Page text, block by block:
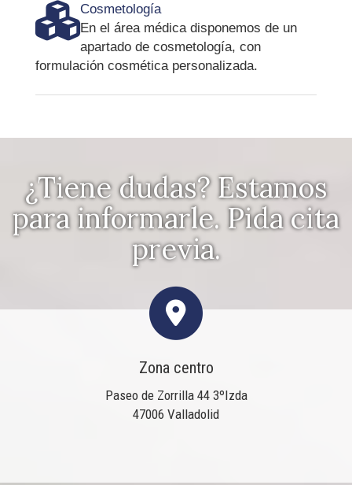
Cosmetología
En el área médica disponemos de un
apartado de cosmetología, con
formulación cosmética personalizada.
¿Tiene dudas? Estamos
para informarle. Pida cita
previa.
Zona centro
Paseo de Zorrilla 44 3ºIzda
47006 Valladolid